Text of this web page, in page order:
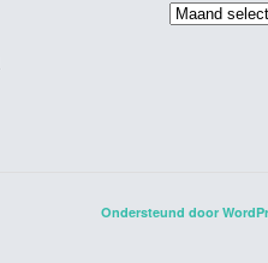
Archief
Ondersteund door